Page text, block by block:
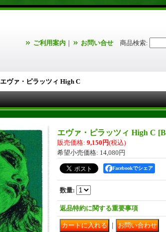
ご利用案内 ｜ お問い合せ 商品検索:
エヴァ・ピラッツィ High C
エヴァ・ピラッツィ High C [
販売価格: 9,150円(税込)
希望小売価格: 14,080円
Facebookでシェア
数量:
返品特約に関する重要事項
｜